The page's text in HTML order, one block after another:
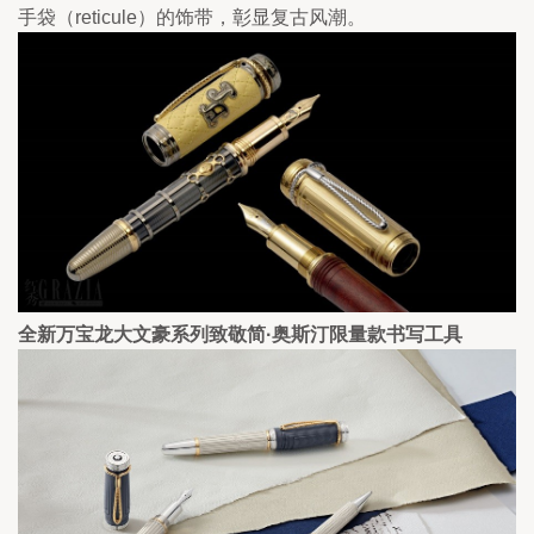
手袋（reticule）的饰带，彰显复古风潮。
全新万宝龙大文豪系列致敬简·奥斯汀限量款书写工具